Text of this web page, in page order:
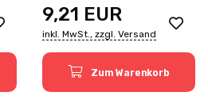
12ml
9,21 EUR
inkl. MwSt., zzgl. Versand
Zum Warenkorb